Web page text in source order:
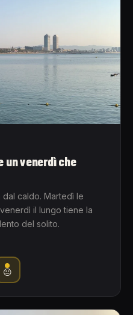
un venerdì che
dal caldo. Martedì le
il lungo tiene la
del solito.
😐